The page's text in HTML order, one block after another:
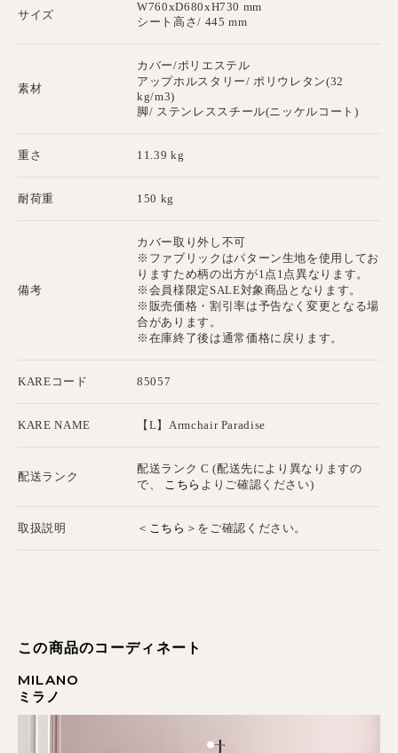
サイズ
W760xD680xH730 mm
シート高さ/ 445 mm
素材
カバー/ポリエステル
アップホルスタリー/ ポリウレタン(32
kg/m3)
脚/ ステンレススチール(ニッケルコート)
重さ 11.39 kg
耐荷重 150 kg
備考
カバー取り外し不可
※ファブリックはパターン生地を使用してお
りますため柄の出方が1点1点異なります。
※会員様限定SALE対象商品となります。
※販売価格・割引率は予告なく変更となる場
合があります。
※在庫終了後は通常価格に戻ります。
KAREコード 85057
KARE NAME 【L】Armchair Paradise
配送ランク
配送ランク C (配送先により異なりますの
で、 こちら よりご確認ください)
取扱説明 ＜ こちら ＞をご確認ください。
この商品のコーディネート
MILANO
ミラノ